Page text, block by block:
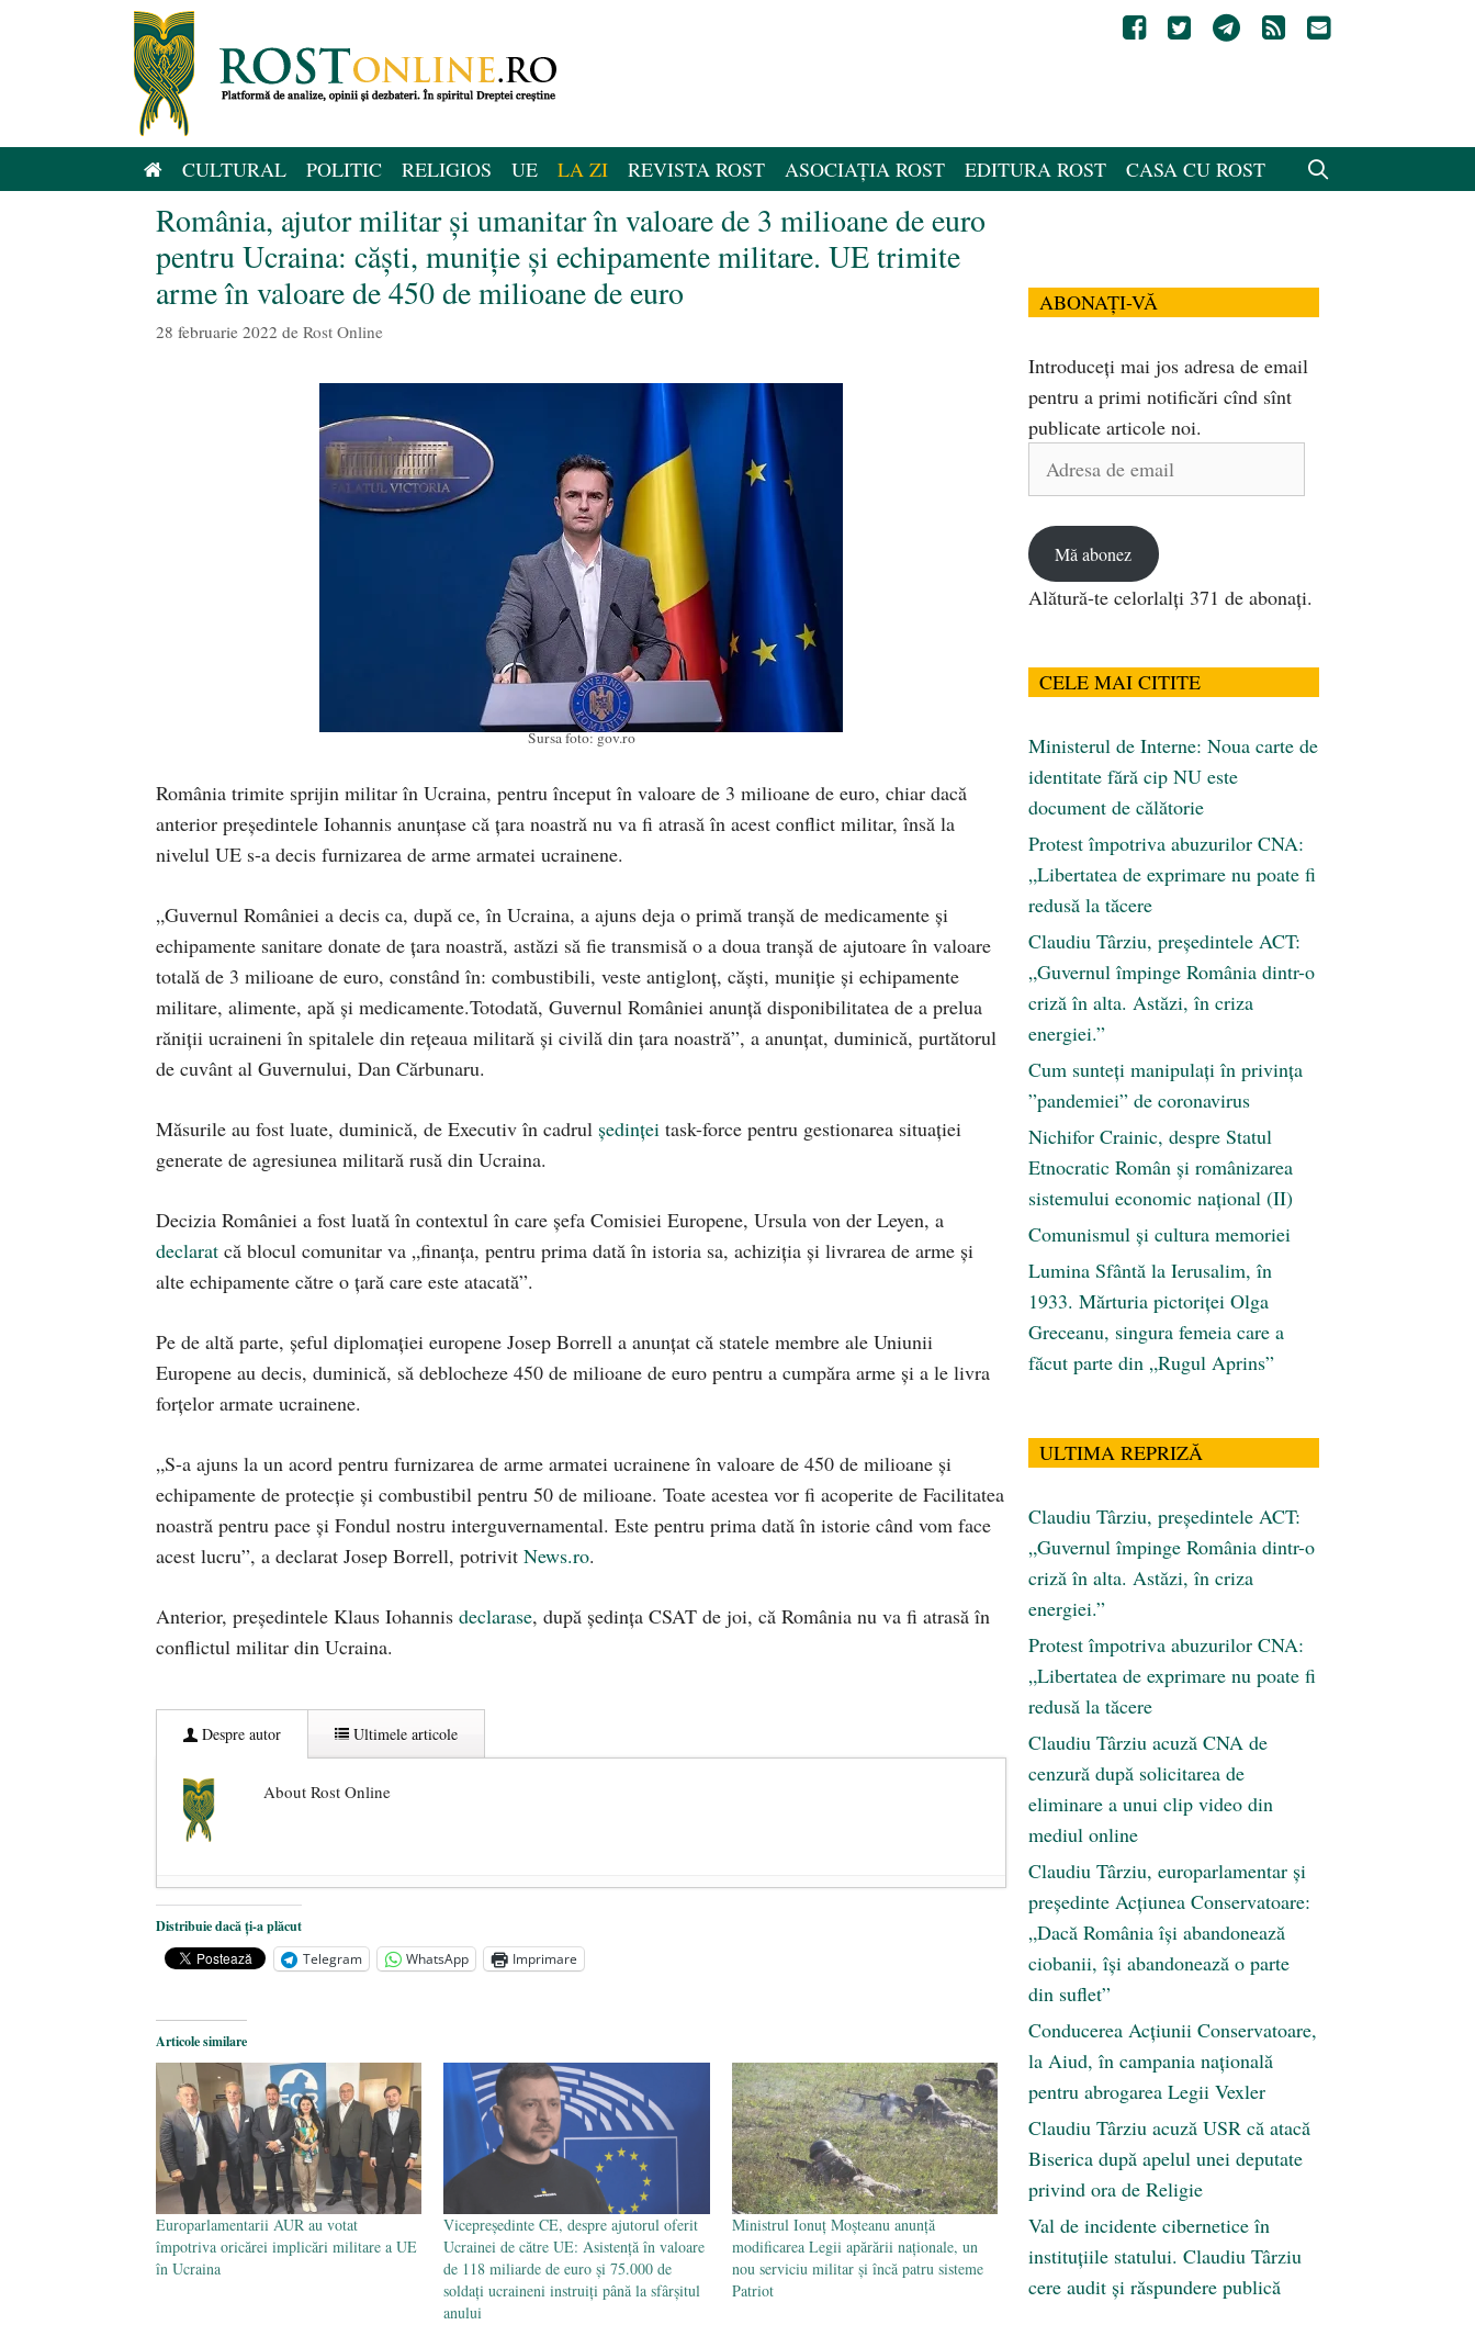
CULTURAL POLITIC RELIGIOS UE LA ZI REVISTA ROST ASOCIAȚIA ROST EDITURA ROST CASA CU ROST
România, ajutor militar și umanitar în valoare de 3 milioane de euro
pentru Ucraina: căști, muniție și echipamente militare. UE trimite
arme în valoare de 450 de milioane de euro
28 februarie 2022 de Rost Online
Sursa foto: gov.ro
România trimite sprijin militar în Ucraina, pentru început în valoare de 3 milioane de euro, chiar dacă
anterior președintele Iohannis anunțase că țara noastră nu va fi atrasă în acest conflict militar, însă la
nivelul UE s-a decis furnizarea de arme armatei ucrainene.
„Guvernul României a decis ca, după ce, în Ucraina, a ajuns deja o primă tranșă de medicamente și
echipamente sanitare donate de țara noastră, astăzi să fie transmisă o a doua tranșă de ajutoare în valoare
totală de 3 milioane de euro, constând în: combustibili, veste antiglonț, căști, muniție și echipamente
militare, alimente, apă și medicamente.Totodată, Guvernul României anunță disponibilitatea de a prelua
răniţii ucraineni în spitalele din rețeaua militară și civilă din țara noastră”, a anunțat, duminică, purtătorul
de cuvânt al Guvernului, Dan Cărbunaru.
Măsurile au fost luate, duminică, de Executiv în cadrul ședinței task-force pentru gestionarea situației
generate de agresiunea militară rusă din Ucraina.
Decizia României a fost luată în contextul în care șefa Comisiei Europene, Ursula von der Leyen, a
declarat că blocul comunitar va „finanța, pentru prima dată în istoria sa, achiziția și livrarea de arme și
alte echipamente către o țară care este atacată”.
Pe de altă parte, șeful diplomaţiei europene Josep Borrell a anunțat că statele membre ale Uniunii
Europene au decis, duminică, să deblocheze 450 de milioane de euro pentru a cumpăra arme şi a le livra
forţelor armate ucrainene.
„S-a ajuns la un acord pentru furnizarea de arme armatei ucrainene în valoare de 450 de milioane şi
echipamente de protecţie şi combustibil pentru 50 de milioane. Toate acestea vor fi acoperite de Facilitatea
noastră pentru pace şi Fondul nostru interguvernamental. Este pentru prima dată în istorie când vom face
acest lucru”, a declarat Josep Borrell, potrivit News.ro.
Anterior, președintele Klaus Iohannis declarase, după ședința CSAT de joi, că România nu va fi atrasă în
conflictul militar din Ucraina.
Despre autor Ultimele articole
About Rost Online
Dezvăluiri cutremurătoare despre președintele Ucrainei, Volodymyr Zelensky
Statul care servește Națiunea - 21 aprilie 2026
Legea Vexler produce efecte. Bustul poetului Octavian Goga, înlăturat din Iași
Distribuie dacă ți-a plăcut
Telegram
WhatsApp Imprimare
Articole similare
Europarlamentarii AUR au votat
împotriva oricărei implicări militare a UE
în Ucraina
Vicepreședinte CE, despre ajutorul oferit
Ucrainei de către UE: Asistență în valoare
de 118 miliarde de euro și 75.000 de
soldați ucraineni instruiți până la sfârșitul
anului
Ministrul Ionuț Moșteanu anunță
modificarea Legii apărării naționale, un
nou serviciu militar și încă patru sisteme
Patriot
ABONAȚI-VĂ
Introduceți mai jos adresa de email
pentru a primi notificări cînd sînt
publicate articole noi.
Adresa
Mă abonez
Alătură-te celorlalți 371 de abonați.
CELE MAI CITITE
Ministerul de Interne: Noua carte de
identitate fără cip NU este
document de călătorie
Protest împotriva abuzurilor CNA:
„Libertatea de exprimare nu poate fi
redusă la tăcere
Claudiu Târziu, președintele ACT:
„Guvernul împinge România dintr-o
criză în alta. Astăzi, în criza
energiei.”
Cum sunteți manipulați în privința
”pandemiei” de coronavirus
Nichifor Crainic, despre Statul
Etnocratic Român şi românizarea
sistemului economic naţional (II)
Comunismul şi cultura memoriei
Lumina Sfântă la Ierusalim, în
1933. Mărturia pictoriței Olga
Greceanu, singura femeia care a
făcut parte din „Rugul Aprins”
ULTIMA REPRIZĂ
Claudiu Târziu, președintele ACT:
„Guvernul împinge România dintr-o
criză în alta. Astăzi, în criza
energiei.”
Protest împotriva abuzurilor CNA:
„Libertatea de exprimare nu poate fi
redusă la tăcere
Claudiu Târziu acuză CNA de
cenzură după solicitarea de
eliminare a unui clip video din
mediul online
Claudiu Târziu, europarlamentar și
președinte Acțiunea Conservatoare:
„Dacă România își abandonează
ciobanii, își abandonează o parte
din suflet”
Conducerea Acțiunii Conservatoare,
la Aiud, în campania națională
pentru abrogarea Legii Vexler
Claudiu Târziu acuză USR că atacă
Biserica după apelul unei deputate
privind ora de Religie
Val de incidente cibernetice în
instituțiile statului. Claudiu Târziu
cere audit și răspundere publică